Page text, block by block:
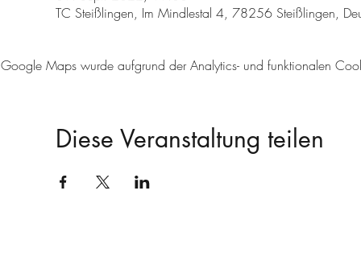
TC Steißlingen, Im Mindlestal 4, 78256 Steißlingen,
Google Maps wurde aufgrund der Analytics- und funktionalen
Diese Veranstaltung teilen